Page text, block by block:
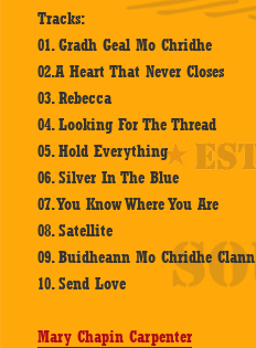
Tracks:
01. Gradh Geal Mo Chridhe
02.A Heart That Never Closes
03. Rebecca
04. Looking For The Thread
05. Hold Everything
06. Silver In The Blue
07. You Know Where You Are
08. Satellite
09. Buidheann Mo Chridhe
10. Send Love
Mary Chapin Carpenter